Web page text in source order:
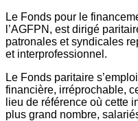
Le Fonds pour le
l’AGFPN, est dirigé
patronales et syndicales
et interprofessionnel.
Le Fonds paritaire
financière, irréprochable,
lieu de référence où cette
plus grand nombre,